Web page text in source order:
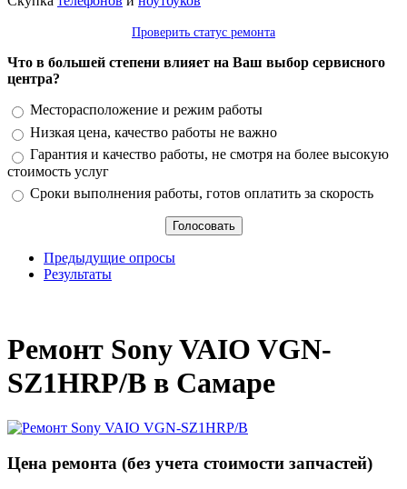
Проверить статус ремонта
Что в большей степени влияет на Ваш выбор сервисного
центра?
Варианты
Месторасположение и режим работы
Низкая цена, качество работы не важно
Гарантия и качество работы, не смотря на более высокую
стоимость услуг
Сроки выполнения работы, готов оплатить за скорость
Предыдущие опросы
Результаты
Ремонт Sony VAIO VGN-
SZ1HRP/B в Самаре
Цена ремонта (без учета стоимости запчастей)